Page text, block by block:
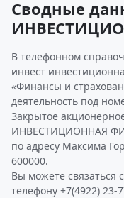
Сводные
В телефонном
инвест
«Финансы и
деятельность под
Закрытое
ИНВЕСТИЦИОННАЯ
по адресу Максима
600000.
Вы можете связаться
телефону +7(4922) 23-